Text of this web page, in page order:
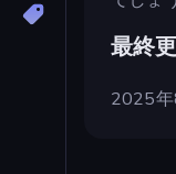
最終
2025